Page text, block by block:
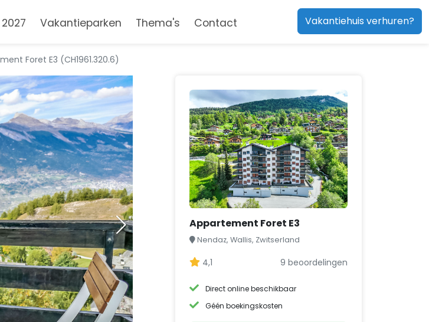
Vakantieparken Thema's Contact Vakantiehuis verhuren?
Foret E3 (CH1961.320.6)
Appartement Foret E3
Nendaz, Wallis, Zwitserland
4,1 9 beoordelingen
Direct online beschikbaar
Géén boekingskosten